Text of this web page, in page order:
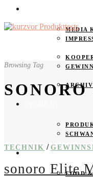
MEDIA
ARCHIV
PRODUKTTESTER
FOOD
Browsing Tag
TECHNIK /
sonoro Elite